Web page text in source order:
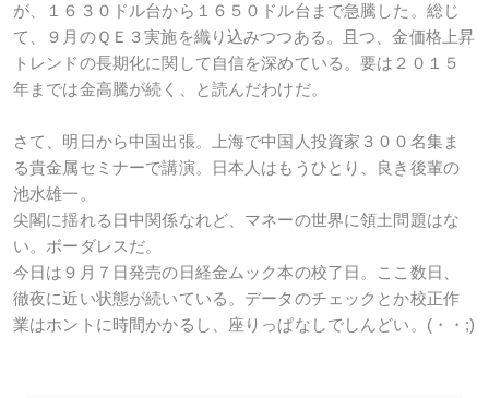
が、１６３０ドル台から１６５０ドル台まで急騰した。総じ
て、９月のＱＥ３実施を織り込みつつある。且つ、金価格上昇
トレンドの長期化に関して自信を深めている。要は２０１５
年までは金高騰が続く、と読んだわけだ。
さて、明日から中国出張。上海で中国人投資家３００名集ま
る貴金属セミナーで講演。日本人はもうひとり、良き後輩の
池水雄一。
尖閣に揺れる日中関係なれど、マネーの世界に領土問題はな
い。ボーダレスだ。
今日は９月７日発売の日経金ムック本の校了日。ここ数日、
徹夜に近い状態が続いている。データのチェックとか校正作
業はホントに時間かかるし、座りっぱなしでしんどい。(・・;)